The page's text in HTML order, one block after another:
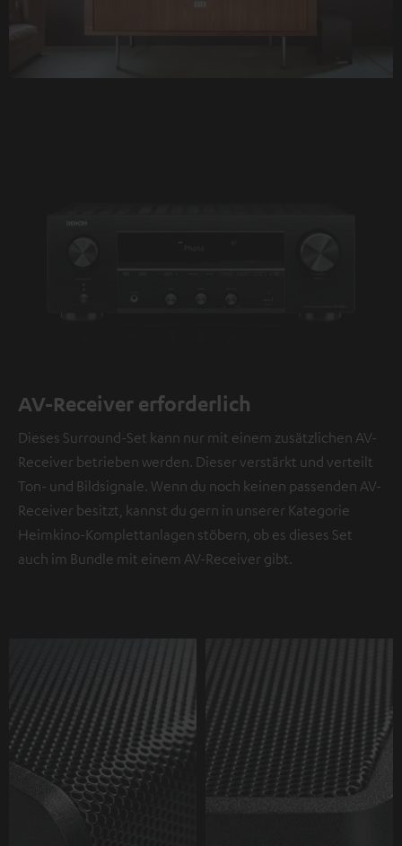
AV-Receiver erforderlich
Dieses Surround-Set kann nur mit einem zusätzlichen AV-
Receiver betrieben werden. Dieser verstärkt und verteilt
Ton- und Bildsignale. Wenn du noch keinen passenden AV-
Receiver besitzt, kannst du gern in unserer Kategorie
Heimkino-Komplettanlagen stöbern, ob es dieses Set
auch im Bundle mit einem AV-Receiver gibt.